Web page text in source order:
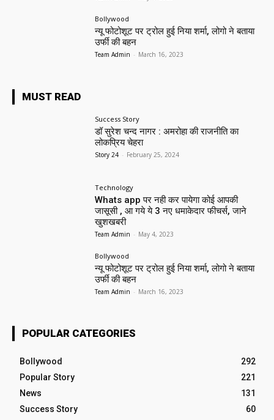
Bollywood
न्यू फोटोशूट पर ट्रोल हुई निया शर्मा, लोगो ने बताया
उर्फी की बहन
Team Admin - March 16, 2023
MUST READ
Success Story
डॉ सुरेश चन्द नागर : अमरोहा की राजनीति का
लोकप्रिय चेहरा
Story 24 - February 25, 2024
Technology
Whats app पर नही कर पायेगा कोई आपकी
जासूसी , आ गये ये 3 नए धमाकेदार फीचर्स, जाने
खुशखबरी
Team Admin - May 4, 2023
Bollywood
न्यू फोटोशूट पर ट्रोल हुई निया शर्मा, लोगो ने बताया
उर्फी की बहन
Team Admin - March 16, 2023
POPULAR CATEGORIES
Bollywood
292
Popular Story
221
News
131
Success Story
60